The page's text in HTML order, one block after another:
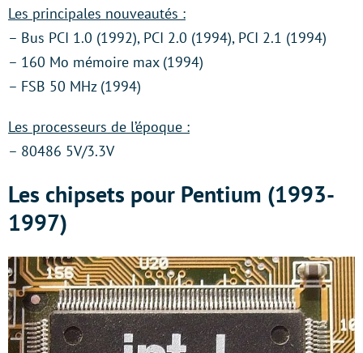
Les principales nouveautés :
– Bus PCI 1.0 (1992), PCI 2.0 (1994), PCI 2.1 (1994)
– 160 Mo mémoire max (1994)
– FSB 50 MHz (1994)
Les processeurs de l’époque :
– 80486 5V/3.3V
Les chipsets pour Pentium (1993-
1997)